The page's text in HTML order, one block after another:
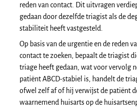
reden van contact. Dit uitvragen
gedaan door dezelfde triagist als de
stabiliteit heeft vastgesteld.
Op basis van de urgentie en de reden
contact te zoeken, bepaalt de triagist
triage heeft gedaan, wat voor vervolg
patiënt ABCD-stabiel is, handelt de
ofwel zelf af of hij verwijst de patiënt
waarnemend huisarts op de